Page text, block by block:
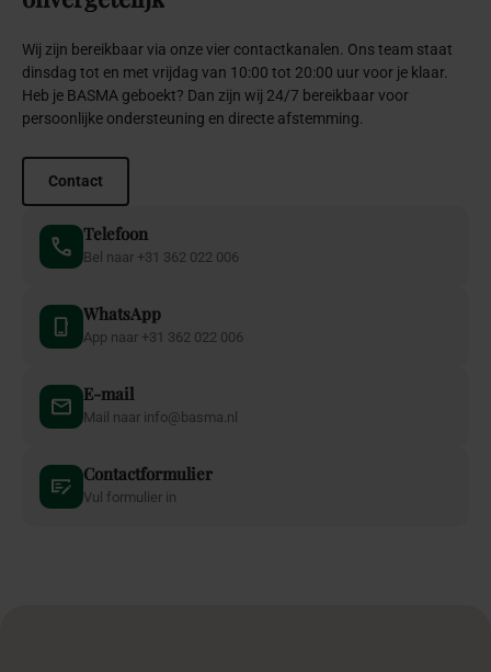
Wij zijn bereikbaar via onze vier contactkanalen. Ons team staat
dinsdag tot en met vrijdag van 10:00 tot 20:00 uur voor je klaar.
Heb je BASMA geboekt? Dan zijn wij 24/7 bereikbaar voor
persoonlijke ondersteuning en directe afstemming.
Contact
Telefoon
Bel naar +31 362 022 006
WhatsApp
App naar +31 362 022 006
E-mail
Mail naar info@basma.nl
Contactformulier
Vul formulier in